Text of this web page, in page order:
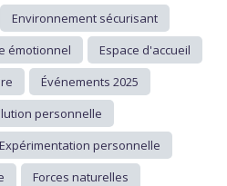
Environnement sécurisant
émotionnel
Espace d'accueil
Événements 2025
personnelle
Expérimentation personnelle
Forces naturelles